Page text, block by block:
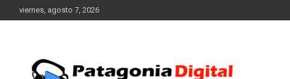
al
viernes, agosto 7, 2026